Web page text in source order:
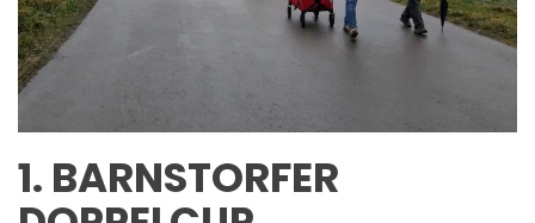
1. BARNSTORFER